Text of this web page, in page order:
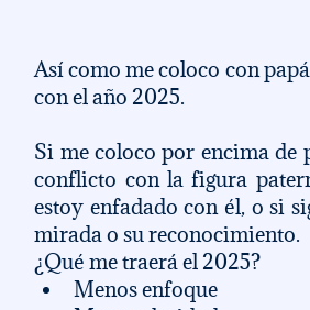
Así como me coloco con
con el año 2025.
Si me coloco por encima de
conflicto con la figura
estoy enfadado con él, o si
mirada o su reconocimiento.
¿Qué me traerá el 2025?
Menos enfoque